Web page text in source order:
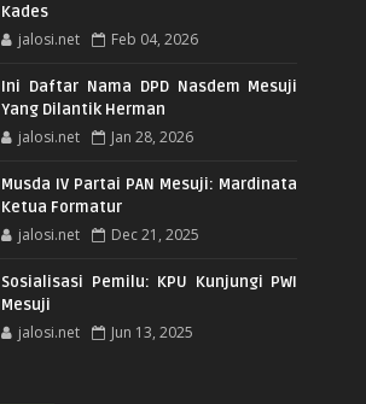
Kades
jalosi.net Feb 04, 2026
Ini Daftar Nama DPD Nasdem Mesuji
Yang Dilantik Herman
jalosi.net Jan 28, 2026
Musda IV Partai PAN Mesuji: Mardinata
Ketua Formatur
jalosi.net Dec 21, 2025
Sosialisasi Pemilu: KPU Kunjungi PWI
Mesuji
jalosi.net Jun 13, 2025